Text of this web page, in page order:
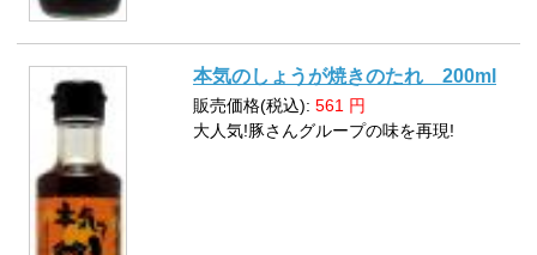
本気のしょうが焼きのたれ 200ml
販売価格(税込): 561 円
大人気!豚さんグループの味を再現!